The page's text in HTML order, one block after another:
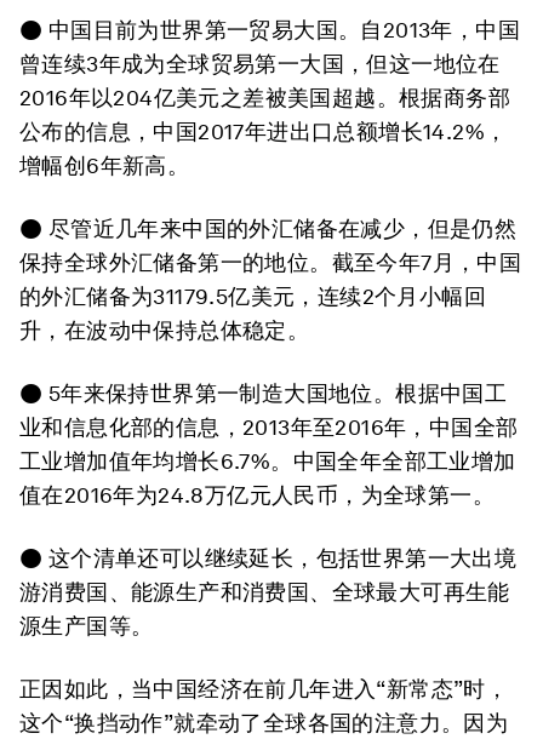
● 中国目前为世界第一贸易大国。自2013年，中国
曾连续3年成为全球贸易第一大国，但这一地位在
2016年以204亿美元之差被美国超越。根据商务部
公布的信息，中国2017年进出口总额增长14.2%，
增幅创6年新高。
● 尽管近几年来中国的外汇储备在减少，但是仍然
保持全球外汇储备第一的地位。截至今年7月，中国
的外汇储备为31179.5亿美元，连续2个月小幅回
升，在波动中保持总体稳定。
● 5年来保持世界第一制造大国地位。根据中国工
业和信息化部的信息，2013年至2016年，中国全部
工业增加值年均增长6.7%。中国全年全部工业增加
值在2016年为24.8万亿元人民币，为全球第一。
● 这个清单还可以继续延长，包括世界第一大出境
游消费国、能源生产和消费国、全球最大可再生能
源生产国等。
正因如此，当中国经济在前几年进入“新常态”时，
这个“换挡动作”就牵动了全球各国的注意力。因为